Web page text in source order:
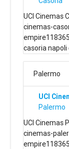
UCI Cinemas
cinemas-
casoria
Palermo
UCI
Palermo
UCI Cinemas
cinemas-